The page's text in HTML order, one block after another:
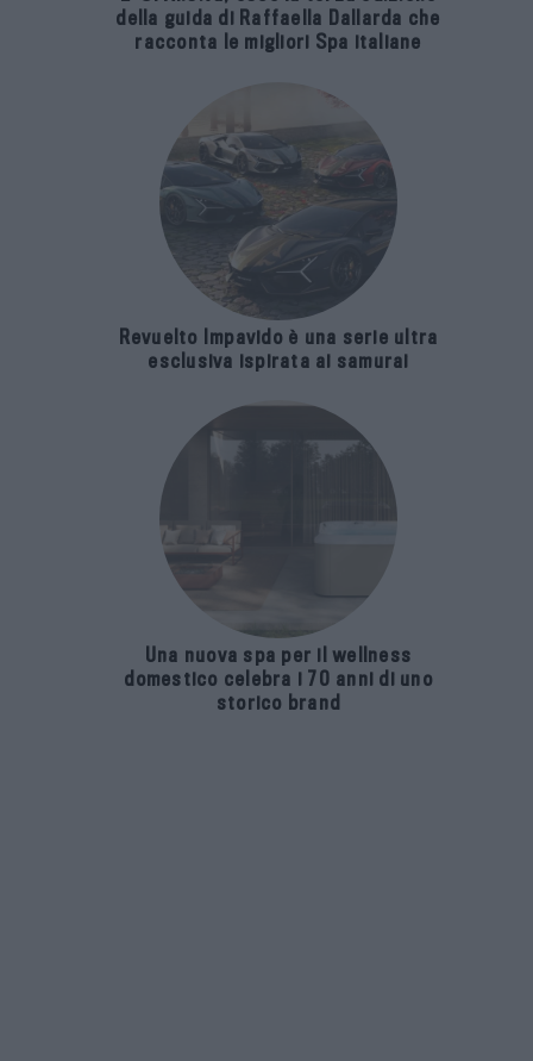
della guida di Raffaella Dallarda che
racconta le migliori Spa italiane
Revuelto Impavido è una serie ultra
esclusiva ispirata ai samurai
Una nuova spa per il wellness
domestico celebra i 70 anni di uno
storico brand